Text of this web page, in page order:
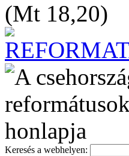
(Mt 18,20)
Keresés a webhelyen: